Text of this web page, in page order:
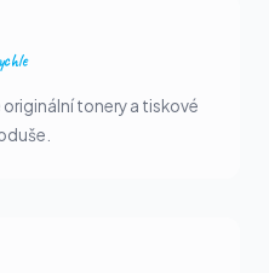
tonery a tiskové